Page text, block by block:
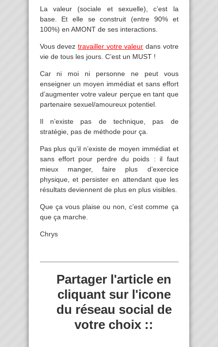
La valeur (sociale et sexuelle), c’est la
base. Et elle se construit (entre 90% et
100%) en AMONT de ses interactions.
Vous devez travailler votre valeur dans votre
vie de tous les jours. C’est un MUST !
Car ni moi ni personne ne peut vous
enseigner un moyen immédiat et sans effort
d’augmenter votre valeur perçue en tant que
partenaire sexuel/amoureux potentiel.
Il n’existe pas de technique, pas de
stratégie, pas de méthode pour ça.
Pas plus qu’il n’existe de moyen immédiat et
sans effort pour perdre du poids : il faut
mieux manger, faire plus d’exercice
physique, et persister en attendant que les
résultats deviennent de plus en plus visibles.
Que ça vous plaise ou non, c’est comme ça
que ça marche.
Chrys
Partager l'article en
cliquant sur l'icone
du réseau social de
votre choix ::